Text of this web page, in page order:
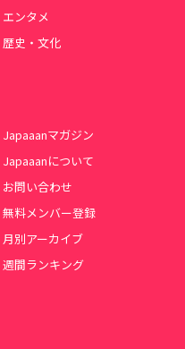
エンタメ
歴史・文化
Japaaanマガジン
Japaaanについて
お問い合わせ
無料メンバー登録
月別アーカイブ
週間ランキング